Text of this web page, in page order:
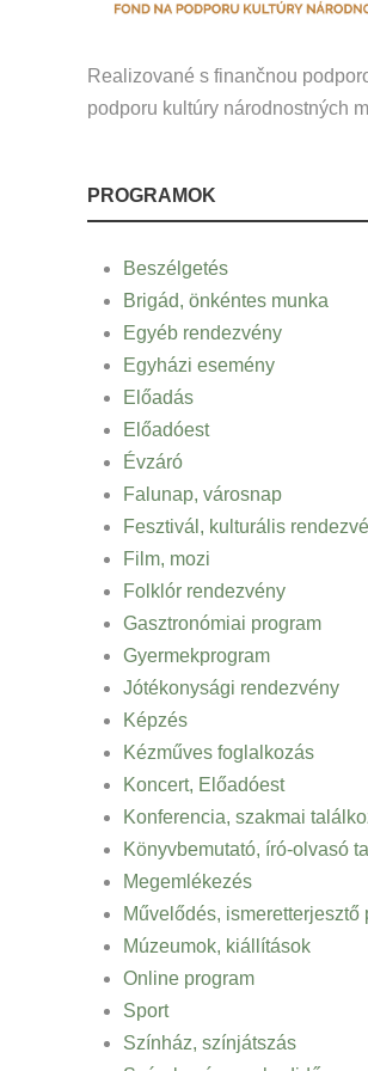
Realizované s finančnou
podporu kultúry národnostných
PROGRAMOK
Beszélgetés
Brigád, önkéntes munka
Egyéb rendezvény
Egyházi esemény
Előadás
Előadóest
Évzáró
Falunap, városnap
Fesztivál, kulturális
Film, mozi
Folklór rendezvény
Gasztronómiai program
Gyermekprogram
Jótékonysági rendezvény
Képzés
Kézműves foglalkozás
Koncert, Előadóest
Konferencia, szakmai
Könyvbemutató, író-olvasó
Megemlékezés
Művelődés, ismeretterjesztő
Múzeumok, kiállítások
Online program
Sport
Színház, színjátszás